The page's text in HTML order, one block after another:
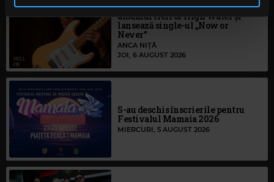
continuați să utilizați website-ul nostru, sunteți de acord
cu utilizarea modulelor noastre cookie.
Yngwie Malmsteen anunță
albumul Hell or High Water și
lansează single-ul „Now or
Never”
ANCA NIȚĂ
JOI, 6 AUGUST 2026
S-au deschis înscrierile pentru
Festivalul Mamaia 2026
MIERCURI, 5 AUGUST 2026